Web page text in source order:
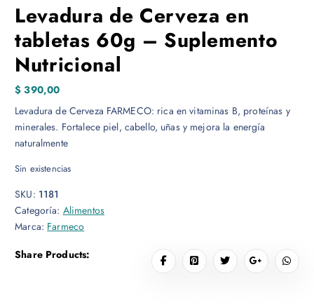
Levadura de Cerveza en
tabletas 60g – Suplemento
Nutricional
$ 390,00
Levadura de Cerveza FARMECO: rica en vitaminas B, proteínas y
minerales. Fortalece piel, cabello, uñas y mejora la energía
naturalmente
Sin existencias
SKU: 1181
Categoría: Alimentos
Marca: Farmeco
Share Products: